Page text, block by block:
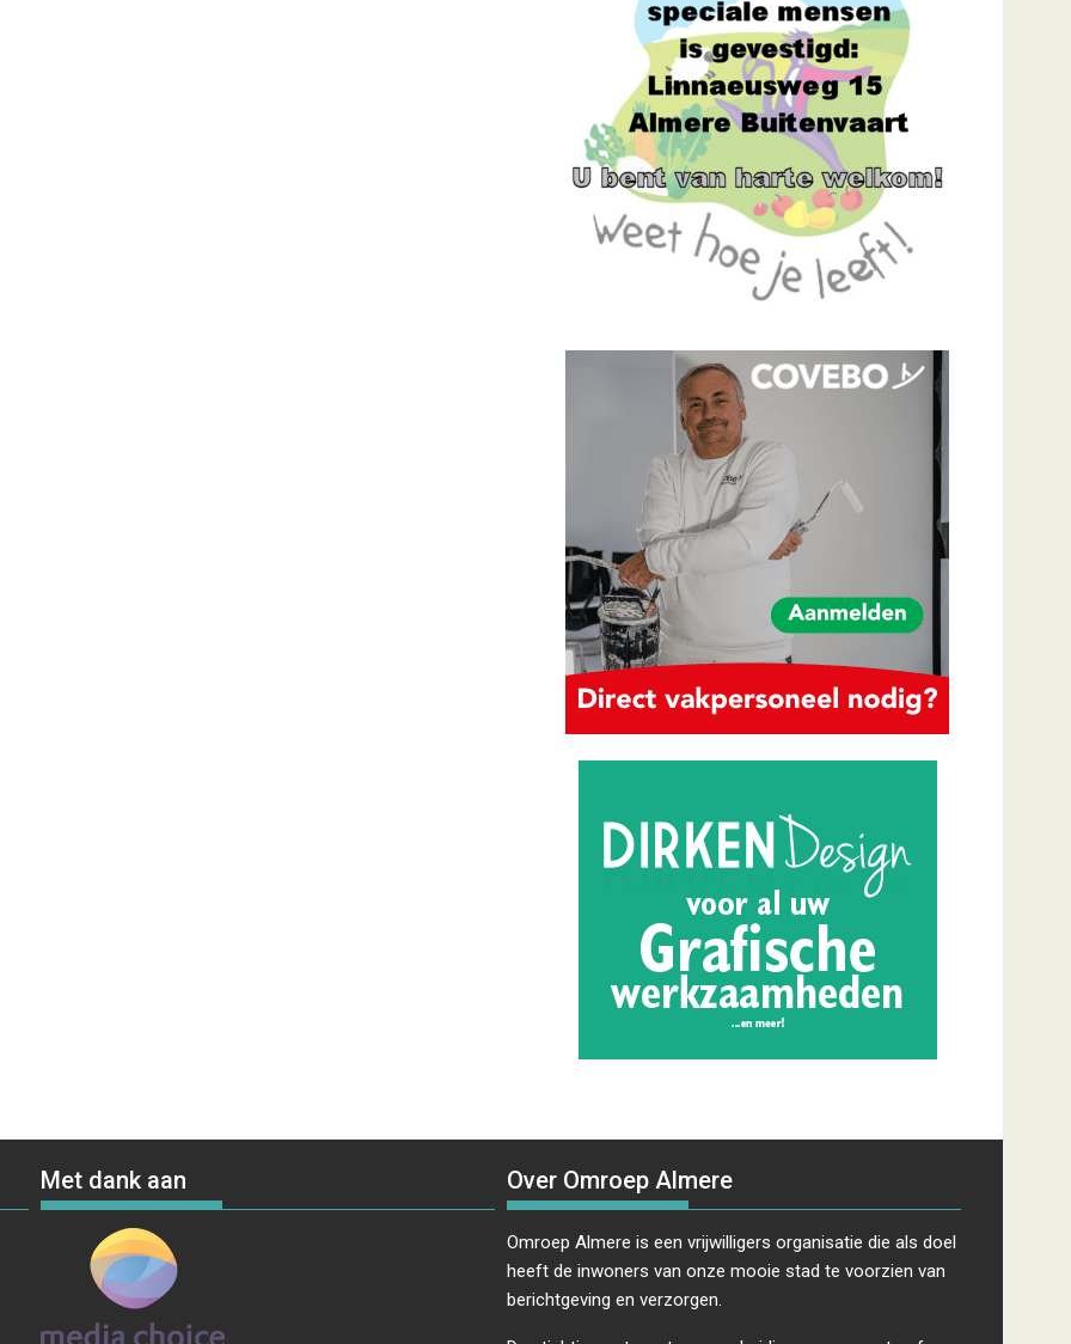
Met dank aan Over Omroep Almere
Omroep Almere is een vrijwilligers organisatie die als doel
heeft de inwoners van onze mooie stad te voorzien van
berichtgeving en verzorgen.